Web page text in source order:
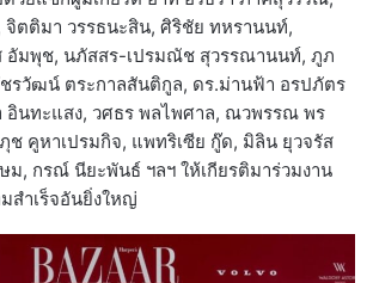
จิตติมา วรรธนะสิน, ศิริชัย ทหรานนท์,
อัมพุช, นภัสสร-เปรมณัช สุวรรณานนท์, ภูภ
รวัฒน์ ตระกาลสันติกูล, ดร.ม่านฟ้า อรปภัตร
อินทะแสง, วศธร พลไพศาล, ณวพรรณ พร
ช คูหาเปรมกิจ, แพทริเซีย กู๊ด, มิลิน ยุวจรัส
ม, กรณ์ นียะพันธ์ ฯลฯ ให้เกียรติมาร่วมงาน
สำเร็จอันยิ่งใหญ่